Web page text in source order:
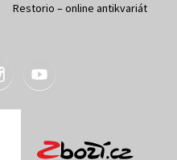
Restorio – online antikvariát